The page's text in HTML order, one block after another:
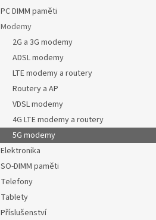
PC DIMM paměti
Modemy
2G a 3G modemy
ADSL modemy
LTE modemy a routery
Routery a AP
VDSL modemy
4G LTE modemy a routery
5G modemy
Elektronika
SO-DIMM paměti
Telefony
Tablety
Příslušenství